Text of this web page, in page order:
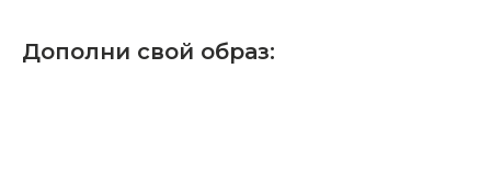
Дополни свой образ: